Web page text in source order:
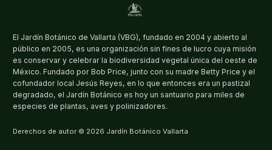
El Jardín Botánico de Vallarta (VBG), fundado en 2004 y abierto al
público en 2005, es una organización sin fines de lucro cuya misión
es conservar y celebrar la biodiversidad vegetal única del oeste de
México. Fundado por Bob Price, junto con su madre Betty Price y el
cofundador local Jesús Reyes, en lo que entonces era un pastizal
degradado, el Jardín Botánico es hoy un santuario para miles de
especies de plantas, aves y polinizadores.
Derechos de autor © 2026 Jardín Botánico Vallarta